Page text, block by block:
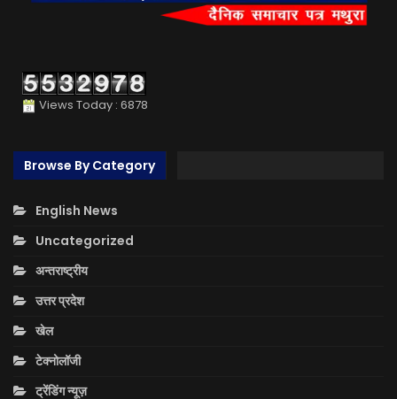
Views Today : 6878
Browse By Category
English News
Uncategorized
अन्तराष्ट्रीय
उत्तर प्रदेश
खेल
टेक्नोलॉजी
ट्रेंडिंग न्यूज़